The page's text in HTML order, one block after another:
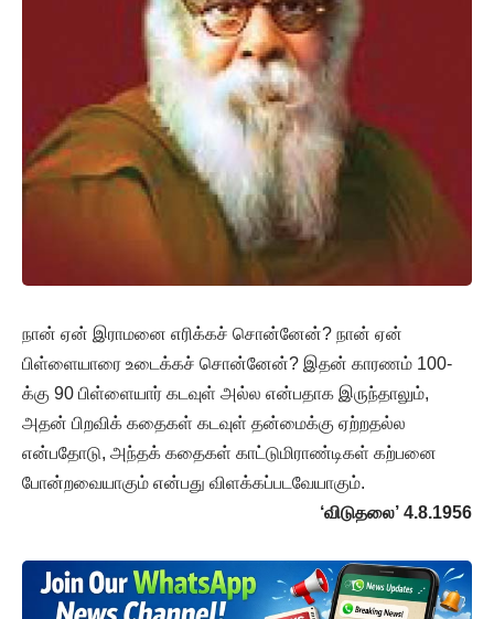
நான் ஏன் இராமனை எரிக்கச் சொன்னேன்? நான் ஏன்
பிள்ளையாரை உடைக்கச் சொன்னேன்? இதன் காரணம் 100-
க்கு 90 பிள்ளையார் கடவுள் அல்ல என்பதாக இருந்தாலும்,
அதன் பிறவிக் கதைகள் கடவுள் தன்மைக்கு ஏற்றதல்ல
என்பதோடு, அந்தக் கதைகள் காட்டுமிராண்டிகள் கற்பனை
போன்றவையாகும் என்பது விளக்கப்படவேயாகும்.
‘விடுதலை’ 4.8.1956